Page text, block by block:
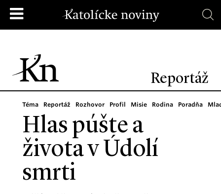
Reportáž
Téma Reportáž Rozhovor Profil Misie Rodina Poradňa
Hlas púšte a
života v Údolí
smrti